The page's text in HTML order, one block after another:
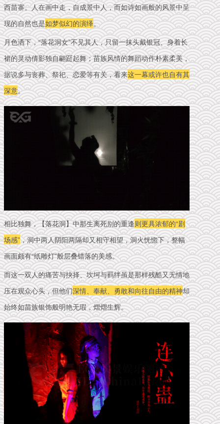
西苗寨。人在画中走，自成景中人，而如诗如画般的风景中呈
现的自然也是如梦似幻的演绎。
月色洒下，“落花洞女”不见其人，只留一抹头戴银冠、身着长
裙的灵动倩影独自翩跹起舞；苗族风情的舞蹈动作朴素柔美，
据说多与丧葬、祭祀、恋爱等有关，看来这一幕或许也自有其
深意。
相比独舞，【落花洞】中那生离死别的重逢则更具浓郁的“剧
场感”，洞中两人阴阳两隔却又相守相望，洞火恍惚下，整幅
画面颇有“纸雕灯”般层叠错落的美感。
而这一双人的痛苦与抉择、坎坷与羁绊虽是那样残酷又无情地
压在观众心头，但他们深情、奉献、勇敢和向往自由的精神却
始终如苗族银饰般明艳无瑕，熠熠生辉。